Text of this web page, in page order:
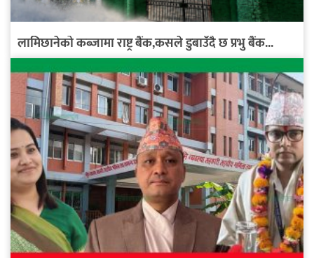
लामिछानेको कब्जामा राष्ट्र बैंक,कसले डुबाउँदै छ प्रभु बैंक...